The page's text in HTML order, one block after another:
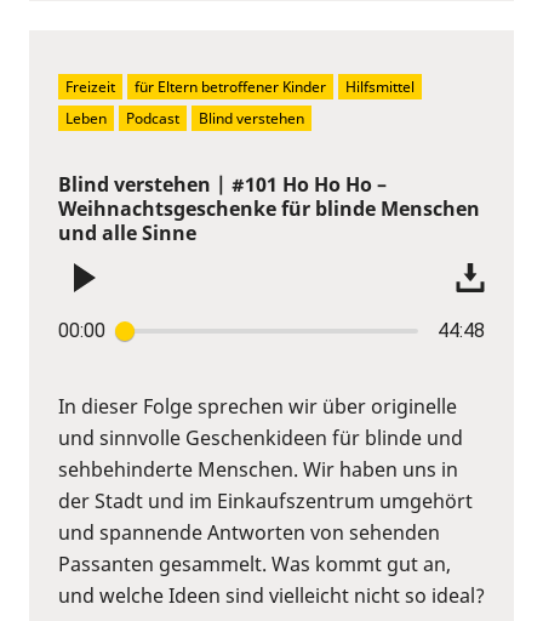
Blind verstehen | #101 Ho Ho Ho –
Weihnachtsgeschenke für blinde Menschen
und alle Sinne
00:00 44:48
In dieser Folge sprechen wir über originelle
und sinnvolle Geschenkideen für blinde und
sehbehinderte Menschen. Wir haben uns in
der Stadt und im Einkaufszentrum umgehört
und spannende Antworten von sehenden
Passanten gesammelt. Was kommt gut an,
und welche Ideen sind vielleicht nicht so ideal?
Freizeit für Eltern betroffener Kinder
Hilfsmittel
Leben
Podcast Blind verstehen